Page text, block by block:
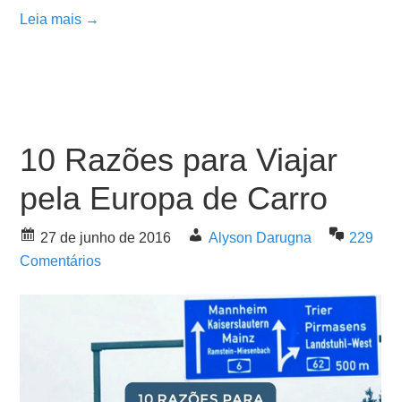
Leia mais →
10 Razões para Viajar
pela Europa de Carro
27 de junho de 2016 Alyson Darugna
229
Comentários